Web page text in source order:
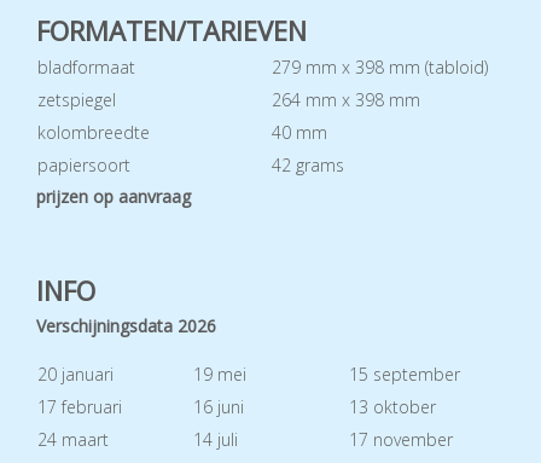
FORMATEN/TARIEVEN
bladformaat
279 mm x 398 mm (tabloid)
zetspiegel
264 mm x 398 mm
kolombreedte
40 mm
papiersoort
42 grams
prijzen op aanvraag
INFO
Verschijningsdata 2026
20 januari 19 mei
15 september
17 februari
16 juni
13 oktober
24 maart
14 juli
17 november